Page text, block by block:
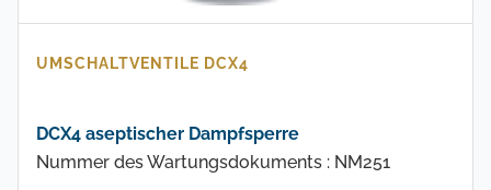
UMSCHALTVENTILE DCX4
DCX4 aseptischer Dampfsperre
Nummer des Wartungsdokuments : NM251